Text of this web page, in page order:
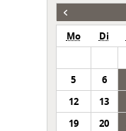
Mo Di
5
6
12
13
19
20